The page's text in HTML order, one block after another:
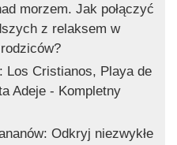
morzem. Jak połączyć
z relaksem w
Los Cristianos, Playa de
Adeje - Kompletny
Odkryj niezwykłe